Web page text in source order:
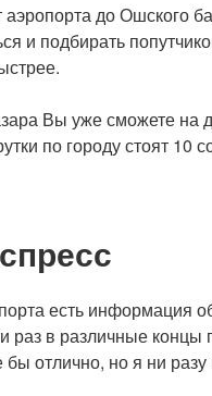
до Ошского
и подбирать
Вы уже сможете на
по городу стоят 10
есть информация
раз в различные
бы отлично, но я ни